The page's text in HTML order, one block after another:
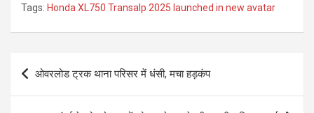
Tags: Honda XL750 Transalp 2025 launched in new avatar
Post
navigation
ओवरलोड ट्रक थाना परिसर में धंसी, मचा हड़कंप